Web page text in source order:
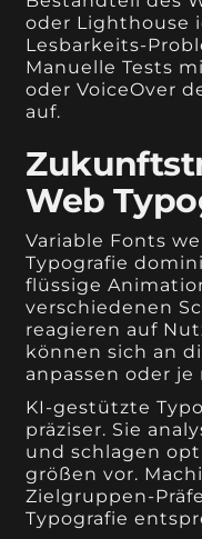
oder Lighthouse
Lesbarkeits-
Manuelle Tests
oder VoiceOver
auf.
Web
Variable Fonts
Typografie
flüssige
verschiedenen
reagieren auf
können sich an
anpassen oder je
KI-gestützte
präziser. Sie
und schlagen
größen vor.
Zielgruppen-
Typografie